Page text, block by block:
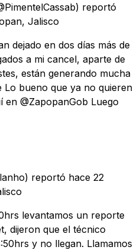
reportó
Jalisco
dejado en dos días más de
a mi cancel, aparte de
están generando mucha
Lo bueno que ya no quieren
en @ZapopanGob Luego
reportó hace 22
levantamos un reporte
dijeron que el técnico
y no llegan. Llamamos